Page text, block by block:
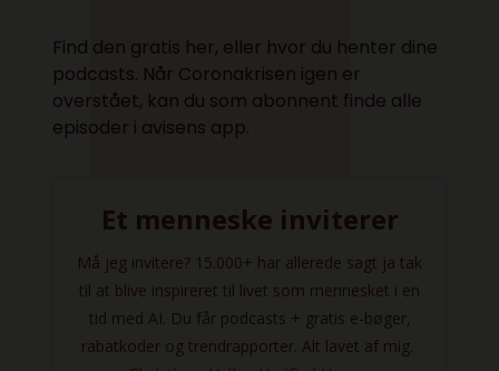
Find den gratis her, eller hvor du henter dine
podcasts. Når Coronakrisen igen er
overstået, kan du som abonnent finde alle
episoder i avisens app.